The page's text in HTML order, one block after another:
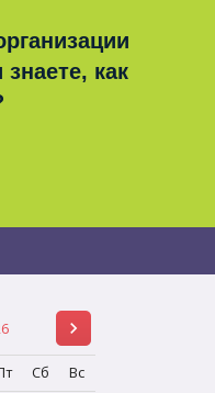
как
Сб Вс